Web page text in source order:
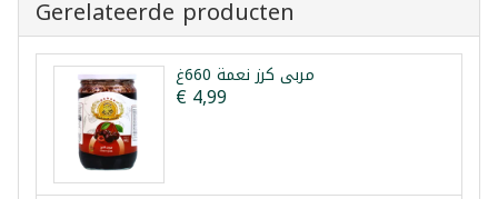
Gerelateerde producten
مربى كرز نعمة 660غ
€ 4,99